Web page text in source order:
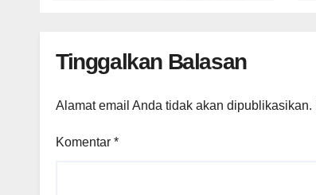
Tinggalkan Balasan
Alamat email Anda tidak akan dipublikasikan.
Komentar *